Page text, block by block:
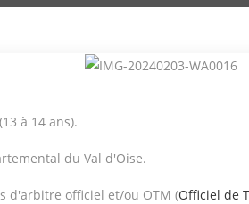
à 14 ans).
du Val d'Oise.
d'arbitre officiel et/ou OTM (Officiel de